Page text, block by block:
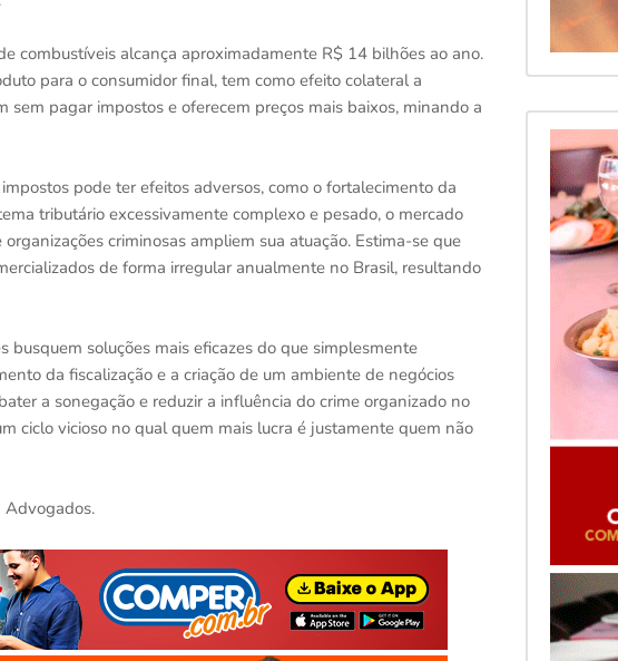
combustíveis alcança aproximadamente R$ 14 bilhões ao ano.
para o consumidor final, tem como efeito colateral a
pagar impostos e oferecem preços mais baixos, minando a
pode ter efeitos adversos, como o fortalecimento da
tributário excessivamente complexo e pesado, o mercado
criminosas ampliem sua atuação. Estima-se que
de forma irregular anualmente no Brasil, resultando
soluções mais eficazes do que simplesmente
da fiscalização e a criação de um ambiente de negócios
a sonegação e reduzir a influência do crime organizado no
ciclo vicioso no qual quem mais lucra é justamente quem não
Advogados.